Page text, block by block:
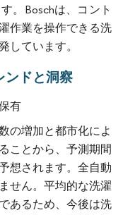
。Boschは、コント
作業を操作できる洗
しています。
ンドと洞察
有
の増加と都市化によ
ことから、予測期間
想されます。全自動
せん。平均的な洗濯
あるため、今後は洗